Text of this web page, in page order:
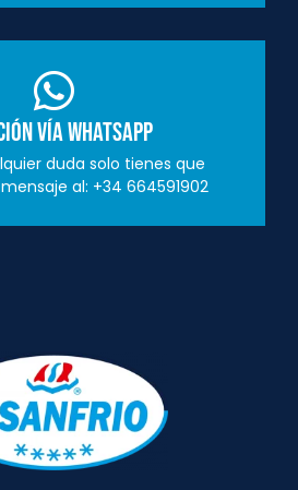
vía Whatsapp
duda solo tienes que
al: +34 664591902